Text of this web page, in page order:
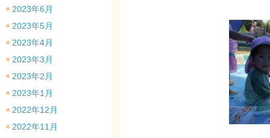
2023年6月
2023年5月
2023年4月
2023年3月
2023年2月
2023年1月
2022年12月
2022年11月